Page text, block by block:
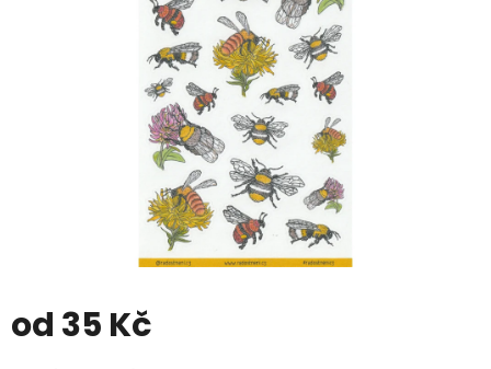
hvězdiček.
od 35 Kč